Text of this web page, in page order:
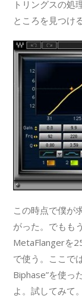
トリングスの処
ところを見つけ
この時点で僕が
がった。でもも
MetaFlangerを
で使う。ここで
Biphase”を使っ
よ。試してみて。